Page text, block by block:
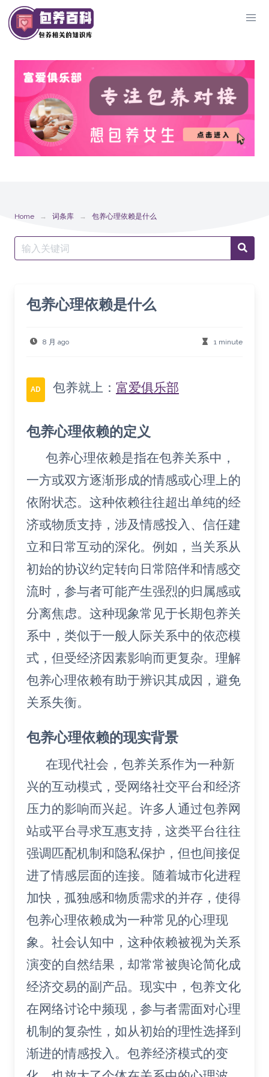
Skip
to
content
Home 词条库 包养心理依赖是什么
Search
for:
包养心理依赖是什么
8 月 ago 1 minute
AD 包养就上： 富爱俱乐部
包养心理依赖的定义
包养心理依赖是指在包养关系中，
一方或双方逐渐形成的情感或心理上的
依附状态。这种依赖往往超出单纯的经
济或物质支持，涉及情感投入、信任建
立和日常互动的深化。例如，当关系从
初始的协议约定转向日常陪伴和情感交
流时，参与者可能产生强烈的归属感或
分离焦虑。这种现象常见于长期包养关
系中，类似于一般人际关系中的依恋模
式，但受经济因素影响而更复杂。理解
包养心理依赖有助于辨识其成因，避免
关系失衡。
包养心理依赖的现实背景
在现代社会，包养关系作为一种新
兴的互动模式，受网络社交平台和经济
压力的影响而兴起。许多人通过包养网
站或平台寻求互惠支持，这类平台往往
强调匹配机制和隐私保护，但也间接促
进了情感层面的连接。随着城市化进程
加快，孤独感和物质需求的并存，使得
包养心理依赖成为一种常见的心理现
象。社会认知中，这种依赖被视为关系
演变的自然结果，却常常被舆论简化成
经济交易的副产品。现实中，包养文化
在网络讨论中频现，参与者需面对心理
机制的复杂性，如从初始的理性选择到
渐进的情感投入。包养经济模式的变